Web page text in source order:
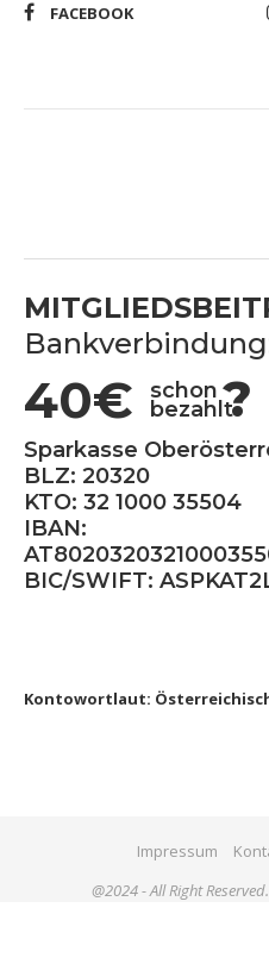
FACEBOOK
40€ schon
bezahlt?
Sparkasse
BLZ: 20320
KTO: 32 1000 35504
IBAN:
BIC/SWIFT:
Kontowortlaut:
Impressum
@2024 - All Right